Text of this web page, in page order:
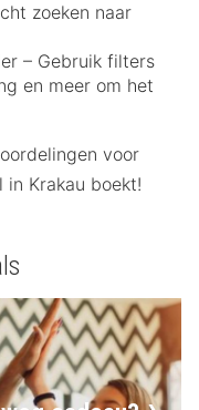
zoeken naar
– Gebruik filters
en meer om het
voor
Krakau boekt!